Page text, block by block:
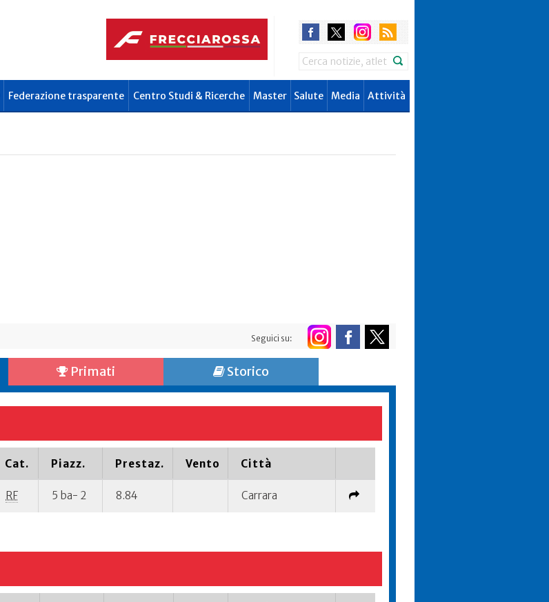
Search
Federazione trasparente Centro Studi & Ricerche Master Salute Media Attività
Seguici su:
Primati Storico
Cat. Piazz. Prestaz. Vento Città
RF 5 ba- 2 8.84 Carrara